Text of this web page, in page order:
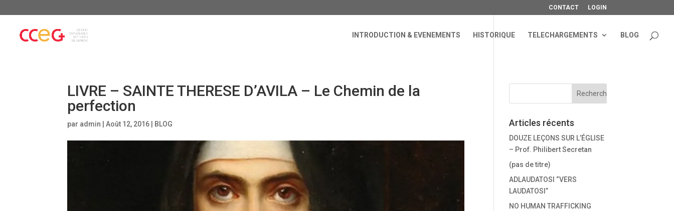
CONTACT LOGIN
INTRODUCTION & EVENEMENTS HISTORIQUE TELECHARGEMENTS BLOG
LIVRE – SAINTE THERESE D’AVILA – Le Chemin de la
perfection
par admin |Août 12, 2016 BLOG Articles récents
DOUZE LEÇONS SUR L’ÉGLISE
– Prof. Philibert Secretan
(pas de titre)
ADLAUDATOSI “VERS
LAUDATOSI”
NO HUMAN TRAFFICKING